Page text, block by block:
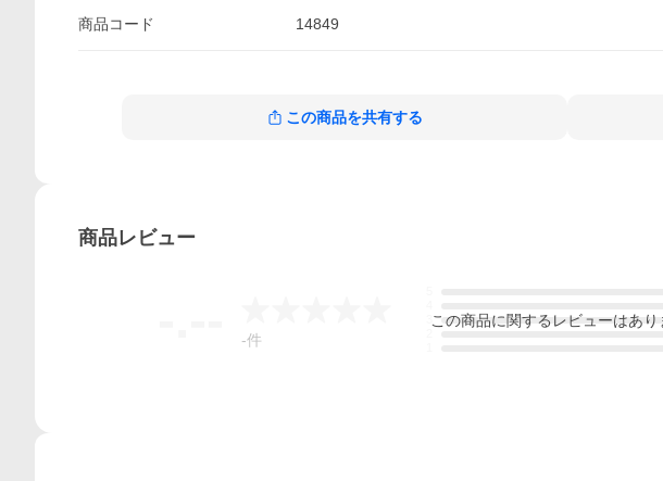
商品コード 14849
この商品を共有する
商品レビュー
-件
この商品に関するレビューはあり